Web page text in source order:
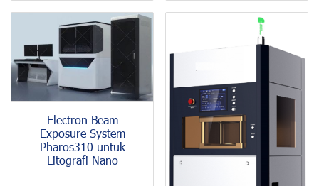
Electron Beam
Exposure System
Pharos310 untuk
Litografi Nano